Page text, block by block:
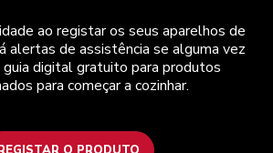
ao registar os seus aparelhos de
alertas de assistência se alguma vez
guia digital gratuito para produtos
para começar a cozinhar.